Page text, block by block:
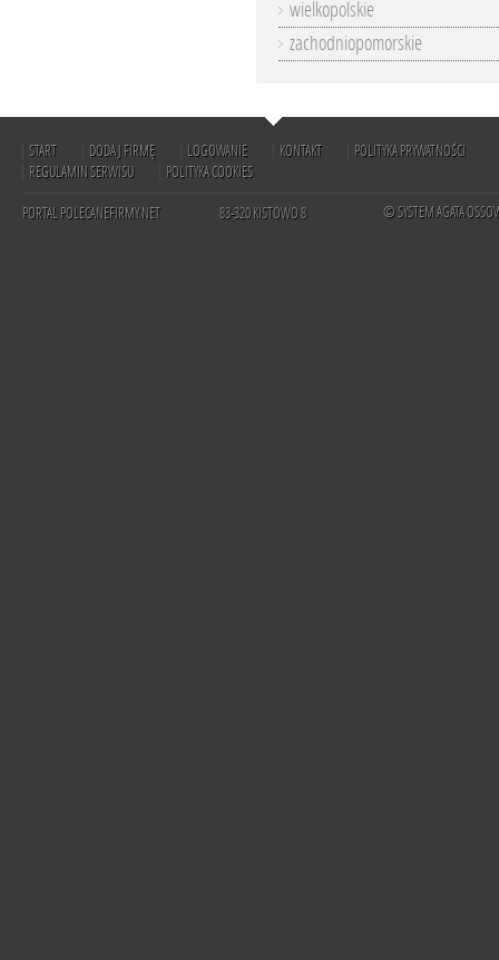
wielkopolskie
zachodniopomorskie
START DODAJ FIRMĘ LOGOWANIE KONTAKT
POLITYKA PRYWATNOŚCI
REGULAMIN SERWISU
POLITYKA COOKIES
PORTAL POLECANEFIRMY.NET 83-320 KISTOWO 8 © SYSTEM AGATA